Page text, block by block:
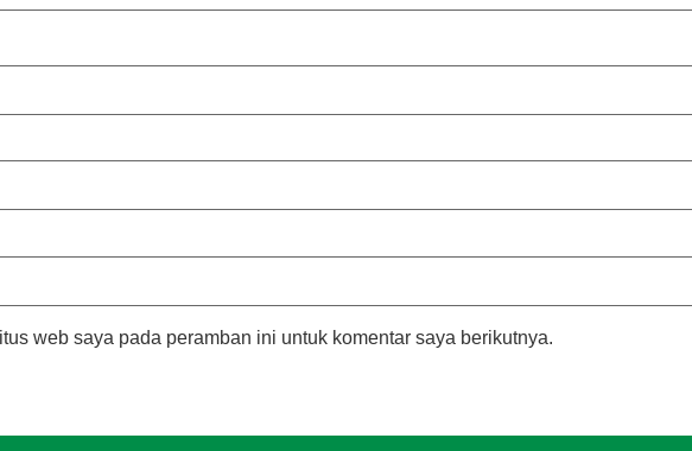
web saya pada peramban ini untuk komentar saya berikutnya.